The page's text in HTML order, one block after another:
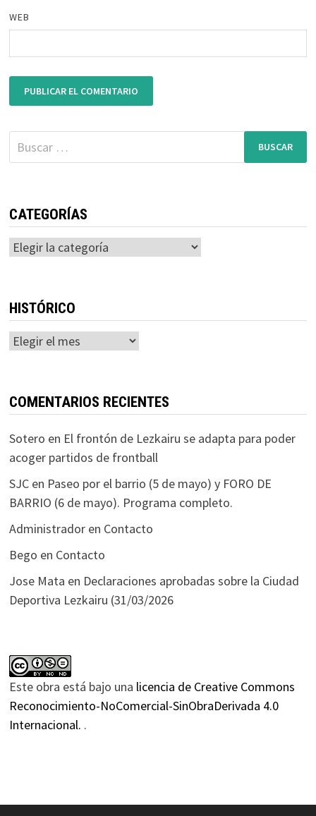
WEB
Buscar:
CATEGORÍAS
Categorías
HISTÓRICO
Histórico
COMENTARIOS RECIENTES
Sotero en El frontón de Lezkairu se adapta para poder
acoger partidos de frontball
SJCen Paseo por el barrio (5 de mayo) y FORO DE
BARRIO (6 de mayo). Programa completo.
Administradoren Contacto
Bego en Contacto
Jose Mata en Declaraciones aprobadas sobre la Ciudad
Deportiva Lezkairu (31/03/2026
Este obra está bajo una licencia de Creative Commons
Reconocimiento-NoComercial-SinObraDerivada 4.0
Internacional. .